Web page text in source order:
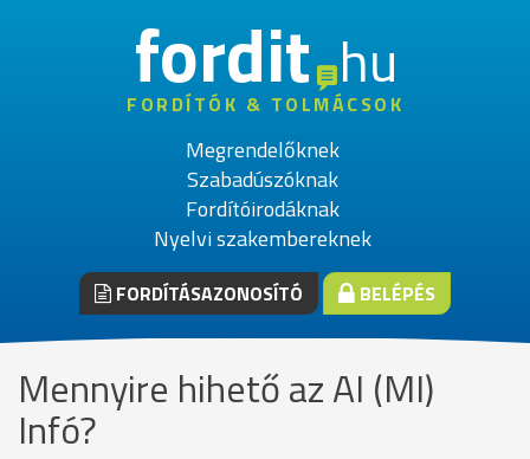
fordithu
FORDÍTÓK & TOLMÁCSOK
Megrendelőknek
Szabadúszóknak
Fordítóirodáknak
Nyelvi szakembereknek
FORDÍTÁSAZONOSÍTÓ BELÉPÉS
Mennyire hihető az AI (MI)
Infó?